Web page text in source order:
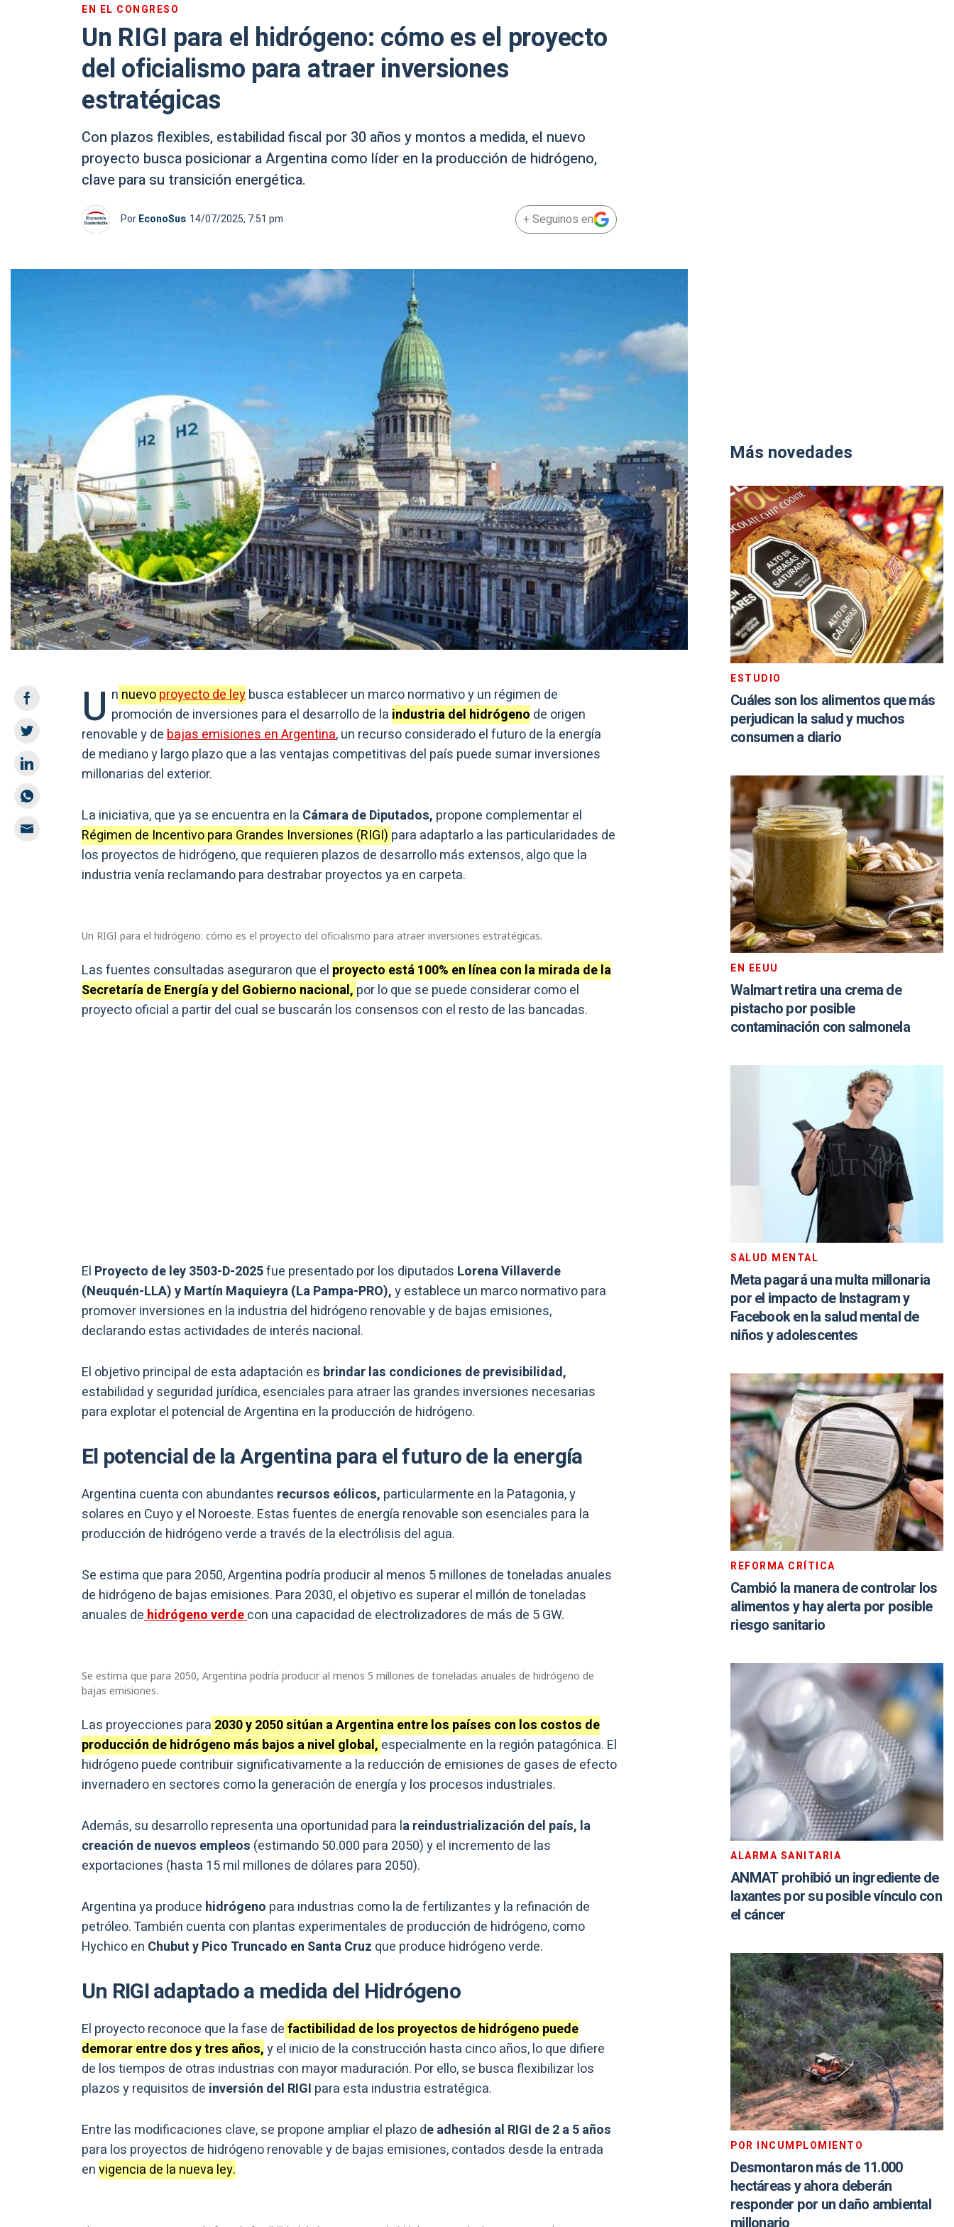
EN EL CONGRESO
Un RIGI para el hidrógeno: cómo es el proyecto
del oficialismo para atraer inversiones
estratégicas
Con plazos flexibles, estabilidad fiscal por 30 años y montos a medida, el nuevo
proyecto busca posicionar a Argentina como líder en la producción de hidrógeno,
clave para su transición energética.
PorEconoSus 14/07/2025, 7:51 pm + Seguinos en
U n nuevoproyecto de leybusca establecer un marco normativo y un régimen de
promoción de inversiones para el desarrollo de la industria del hidrógeno de origen
renovable y debajas emisiones en Argentina, un recurso considerado el futuro de la energía
de mediano y largo plazo que a las ventajas competitivas del país puede sumar inversiones
millonarias del exterior.
La iniciativa, que ya se encuentra en la Cámara de Diputados, propone complementar el
Régimen de Incentivo para Grandes Inversiones (RIGI) para adaptarlo a las particularidades de
los proyectos de hidrógeno, que requieren plazos de desarrollo más extensos, algo que la
industria venía reclamando para destrabar proyectos ya en carpeta.
Un RIGI para el hidrógeno: cómo es el proyecto del oficialismo para atraer inversiones estratégicas.
Las fuentes consultadas aseguraron que el proyecto está 100% en línea con la mirada de la
Secretaría de Energía y del Gobierno nacional, por lo que se puede considerar como el
proyecto oficial a partir del cual se buscarán los consensos con el resto de las bancadas.
El Proyecto de ley 3503-D-2025fue presentado por los diputados Lorena Villaverde
(Neuquén-LLA) y Martín Maquieyra (La Pampa-PRO),y establece un marco normativo para
promover inversiones en la industria del hidrógeno renovable y de bajas emisiones,
declarando estas actividades de interés nacional.
El objetivo principal de esta adaptación es brindar las condiciones de previsibilidad,
estabilidad y seguridad jurídica, esenciales para atraer las grandes inversiones necesarias
para explotar el potencial de Argentina en la producción de hidrógeno.
El potencial de la Argentina para el futuro de la energía
Argentina cuenta con abundantes recursos eólicos, particularmente en la Patagonia, y
solares en Cuyo y el Noroeste. Estas fuentes de energía renovable son esenciales para la
producción de hidrógeno verde a través de la electrólisis del agua.
Se estima que para 2050, Argentina podría producir al menos 5 millones de toneladas anuales
de hidrógeno de bajas emisiones. Para 2030, el objetivo es superar el millón de toneladas
anuales dehidrógeno verdecon una capacidad de electrolizadores de más de 5 GW.
Se estima que para 2050, Argentina podría producir al menos 5 millones de toneladas anuales de hidrógeno de
bajas emisiones.
Las proyecciones para 2030 y 2050 sitúan a Argentina entre los países con los costos de
producción de hidrógeno más bajos a nivel global, especialmente en la región patagónica. El
hidrógeno puede contribuir significativamente a la reducción de emisiones de gases de efecto
invernadero en sectores como la generación de energía y los procesos industriales.
Además, su desarrollo representa una oportunidad para la reindustrialización del país, la
creación de nuevos empleos (estimando 50.000 para 2050) y el incremento de las
exportaciones (hasta 15 mil millones de dólares para 2050).
Argentina ya produce hidrógeno para industrias como la de fertilizantes y la refinación de
petróleo. También cuenta con plantas experimentales de producción de hidrógeno, como
Hychico en Chubut y Pico Truncado en Santa Cruz que produce hidrógeno verde.
Un RIGI adaptado a medida del Hidrógeno
El proyecto reconoce que la fase defactibilidad de los proyectos de hidrógeno puede
demorar entre dos y tres años,y el inicio de la construcción hasta cinco años, lo que difiere
de los tiempos de otras industrias con mayor maduración. Por ello, se busca flexibilizar los
plazos y requisitos de inversión del RIGI para esta industria estratégica.
Entre las modificaciones clave, se propone ampliar el plazo de adhesión al RIGI de 2 a 5 años
para los proyectos de hidrógeno renovable y de bajas emisiones, contados desde la entrada
envigencia de la nueva ley.
Más novedades
ESTUDIO
Cuáles son los alimentos que más
perjudican la salud y muchos
consumen a diario
EN EEUU
Walmart retira una crema de
pistacho por posible
contaminación con salmonela
SALUD MENTAL
Meta pagará una multa millonaria
por el impacto de Instagram y
Facebook en la salud mental de
niños y adolescentes
REFORMA CRÍTICA
Cambió la manera de controlar los
alimentos y hay alerta por posible
riesgo sanitario
ALARMA SANITARIA
ANMAT prohibió un ingrediente de
laxantes por su posible vínculo con
el cáncer
POR INCUMPLOMIENTO
Desmontaron más de 11.000
hectáreas y ahora deberán
responder por un daño ambiental